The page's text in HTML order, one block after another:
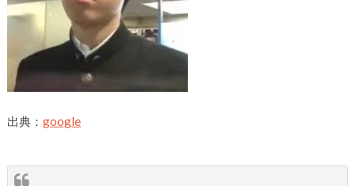
出典： google